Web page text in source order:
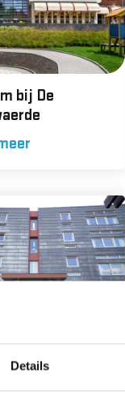
Details
bij De
bij
de